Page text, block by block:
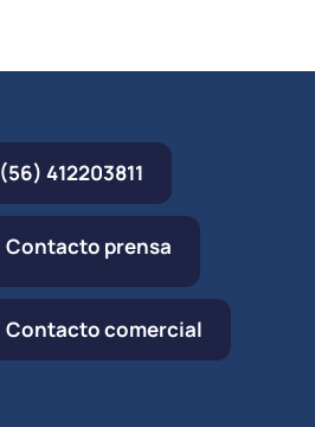
(56) 412203811
Contacto prensa
Contacto comercial